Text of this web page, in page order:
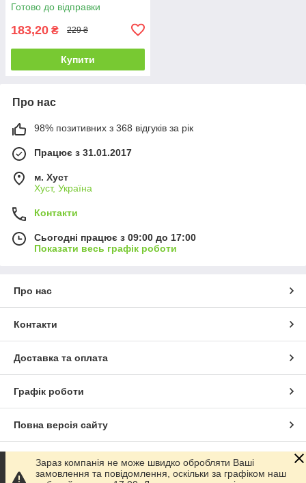
Готово до відправки
183,20 ₴ 229 ₴
Купити
Про нас
98% позитивних з 368 відгуків за рік
Працює з 31.01.2017
м. Хуст
Хуст, Україна
Контакти
Сьогодні працює з 09:00 до 17:00
Показати весь графік роботи
Про нас
Контакти
Доставка та оплата
Графік роботи
Повна версія сайту
Сайт створено на маркетплейсі Prom.ua
Зараз компанія не може швидко обробляти Ваші
замовлення та повідомлення, оскільки за графіком наш